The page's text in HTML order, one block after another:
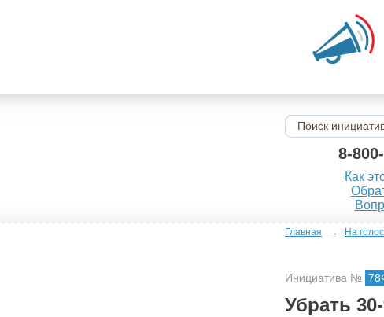
8-
Как
Главная → На
Инициатива №
Убрать